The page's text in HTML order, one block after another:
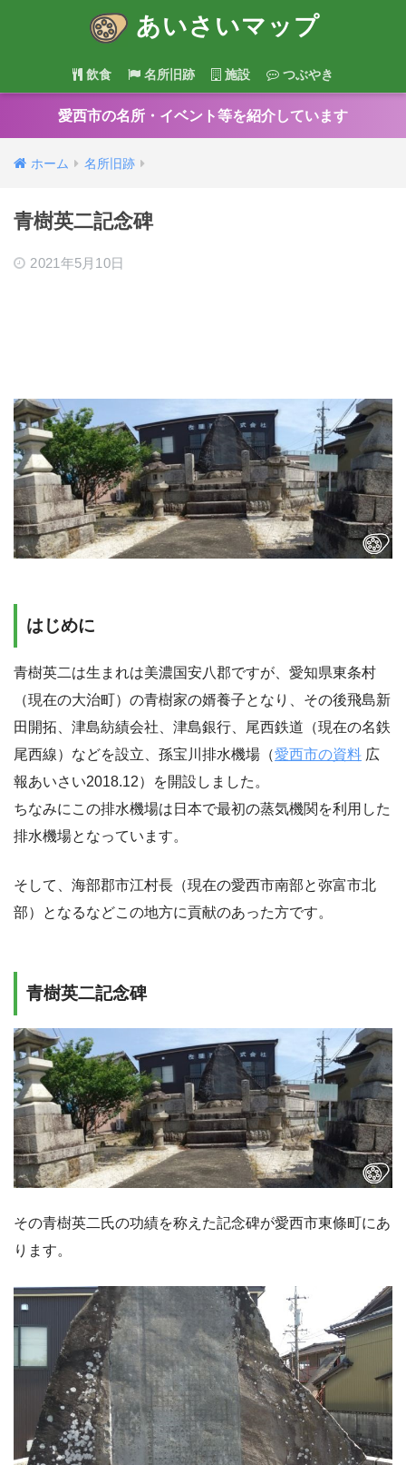
あいさいマップ
飲食 名所旧跡 施設 つぶやき
愛西市の名所・イベント等を紹介しています
ホーム 名所旧跡
青樹英二記念碑
2021年5月10日
はじめに
青樹英二は生まれは美濃国安八郡ですが、愛知県東条村
（現在の大治町）の青樹家の婿養子となり、その後飛島新
田開拓、津島紡績会社、津島銀行、尾西鉄道（現在の名鉄
尾西線）などを設立、孫宝川排水機場（愛西市の資料 広
報あいさい2018.12）を開設しました。
ちなみにこの排水機場は日本で最初の蒸気機関を利用した
排水機場となっています。
そして、海部郡市江村長（現在の愛西市南部と弥富市北
部）となるなどこの地方に貢献のあった方です。
青樹英二記念碑
その青樹英二氏の功績を称えた記念碑が愛西市東條町にあ
ります。